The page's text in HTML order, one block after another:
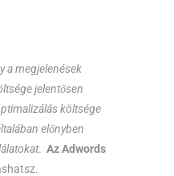
a megjelenések
jelentősen
költsége
előnyben
. Az Adwords